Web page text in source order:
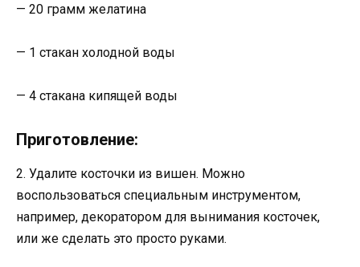
— 20 грамм желатина
— 1 стакан холодной воды
— 4 стакана кипящей воды
Приготовление:
2. Удалите косточки из вишен. Можно
воспользоваться специальным инструментом,
например, декоратором для вынимания косточек,
или же сделать это просто руками.